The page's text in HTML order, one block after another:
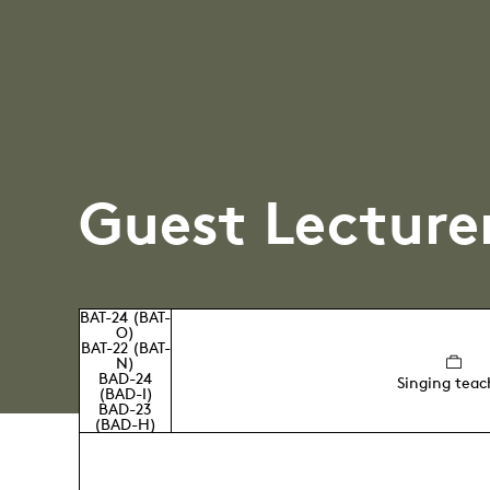
Guest
BAT-24 (BAT-
O)
BAT-22 (BAT-
N)
BAD-24
(BAD-I)
BAD-23
(BAD-H)
Singing